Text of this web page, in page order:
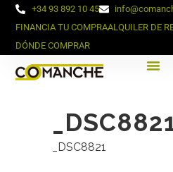
+34 93 892 10 45
FINANCIA TU COMPRAALQUILER DE
DÓNDE COMPRAR
_DSC8821